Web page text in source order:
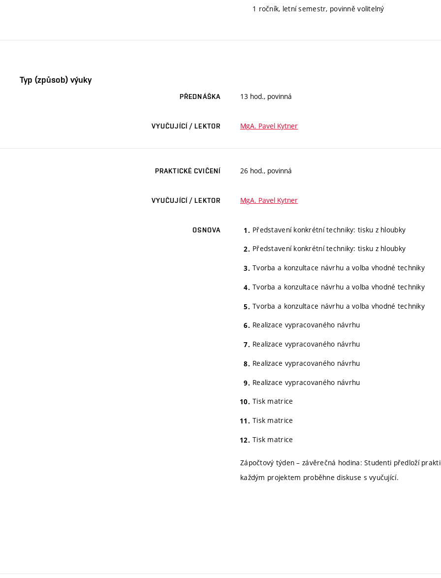
1 ročník, letní semestr, povinně volitelný
Typ (způsob) výuky
PŘEDNÁŠKA 13 hod., povinná
VYUČUJÍCÍ / LEKTOR MgA. Pavel Kytner
PRAKTICKÉ CVIČENÍ 26 hod., povinná
VYUČUJÍCÍ / LEKTOR MgA. Pavel Kytner
OSNOVA Představení konkrétní techniky: tisku z hloubky
Představení konkrétní techniky: tisku z hloubky
Tvorba a konzultace návrhu a volba vhodné techniky
Tvorba a konzultace návrhu a volba vhodné techniky
Tvorba a konzultace návrhu a volba vhodné techniky
Realizace vypracovaného návrhu
Realizace vypracovaného návrhu
Realizace vypracovaného návrhu
Realizace vypracovaného návrhu
Tisk matrice
Tisk matrice
Tisk matrice
Zápočtový týden – závěrečná hodina: Studenti předloží
každým projektem proběhne diskuse s vyučující.